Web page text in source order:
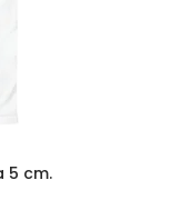
5 cm.